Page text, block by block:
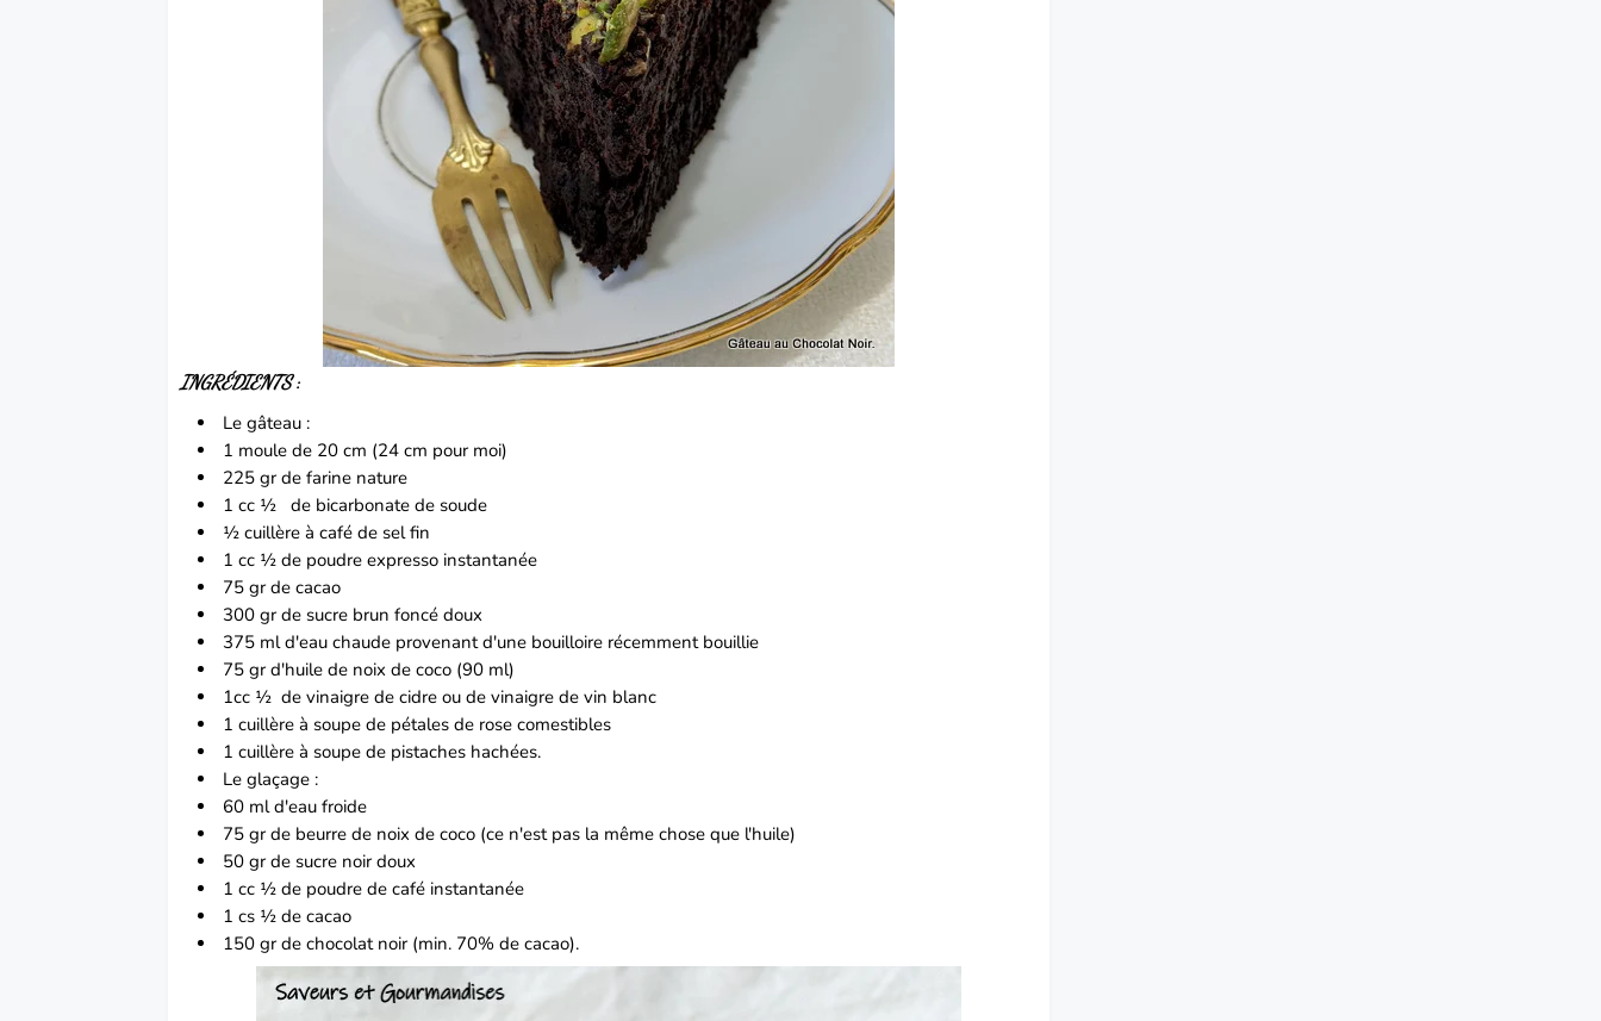
INGRÉDIENTS:
Le gâteau :
1 moule de 20 cm (24 cm pour moi)
225 gr de farine nature
1 cc ½
de bicarbonate de soude
½ cuillère à café de sel fin
1 cc ½ de poudre expresso instantanée
75 gr de cacao
300 gr de sucre brun foncé doux
375 ml d'eau chaude provenant d'une bouilloire récemment bouillie
75 gr d'huile de noix de coco (90 ml)
1cc ½ de vinaigre de cidre ou de vinaigre de vin blanc
1 cuillère à soupe de pétales de rose comestibles
1 cuillère à soupe de pistaches hachées.
Le glaçage :
60 ml d'eau froide
75 gr de beurre de noix de coco (ce n'est pas la même chose que l'huile)
50 gr de sucre noir doux
1 cc ½ de poudre de café instantanée
1 cs ½ de cacao
150 gr de chocolat noir (min. 70% de cacao).